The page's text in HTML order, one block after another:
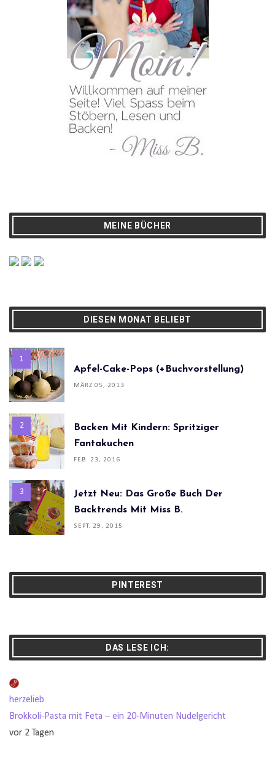
MEINE BÜCHER
DIESEN MONAT BELIEBT
Apfel-Cake-Pops (+Buchvorstellung)
MÄRZ 05, 2013
Backen Mit Kindern: Spritziger
Fantakuchen
FEB. 23, 2016
Jetzt Neu: Das Große Buch Der
Backtrends Mit Miss B.
SEPT. 29, 2015
PINTEREST
DAS LESE ICH:
herzelieb
Brokkoli-Pasta mit Feta – ein 20-Minuten Nudelgericht
vor 2 Tagen